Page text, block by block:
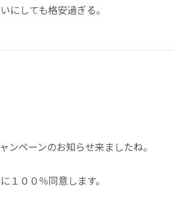
にしても格安過ぎる。
ンペーンのお知らせ来ましたね。
１００％同意します。